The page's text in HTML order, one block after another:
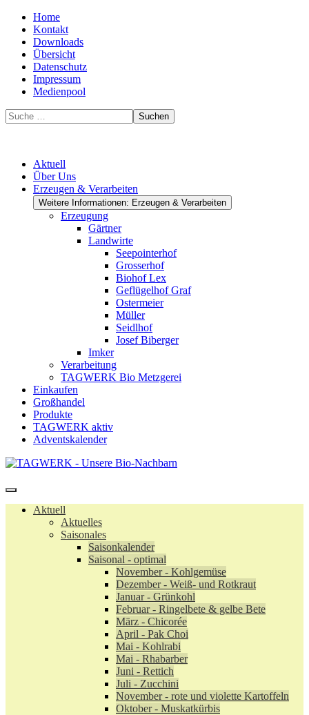
Home
Kontakt
Downloads
Übersicht
Datenschutz
Impressum
Medienpool
Suchen
Aktuell
Über Uns
Erzeugen & Verarbeiten
Weitere Informationen: Erzeugen & Verarbeiten
Erzeugung
Gärtner
Landwirte
Seepointerhof
Grosserhof
Biohof Lex
Geflügelhof Graf
Ostermeier
Müller
Seidlhof
Josef Biberger
Imker
Verarbeitung
TAGWERK Bio Metzgerei
Einkaufen
Großhandel
Produkte
TAGWERK aktiv
Adventskalender
Aktuell
Aktuelles
Saisonales
Saisonkalender
Saisonal - optimal
November - Kohlgemüse
Dezember - Weiß- und Rotkraut
Januar - Grünkohl
Februar - Ringelbete & gelbe Bete
März - Chicorée
April - Pak Choi
Mai - Kohlrabi
Mai - Rhabarber
Juni - Rettich
Juli - Zucchini
November - rote und violette Kartoffeln
Oktober - Muskatkürbis